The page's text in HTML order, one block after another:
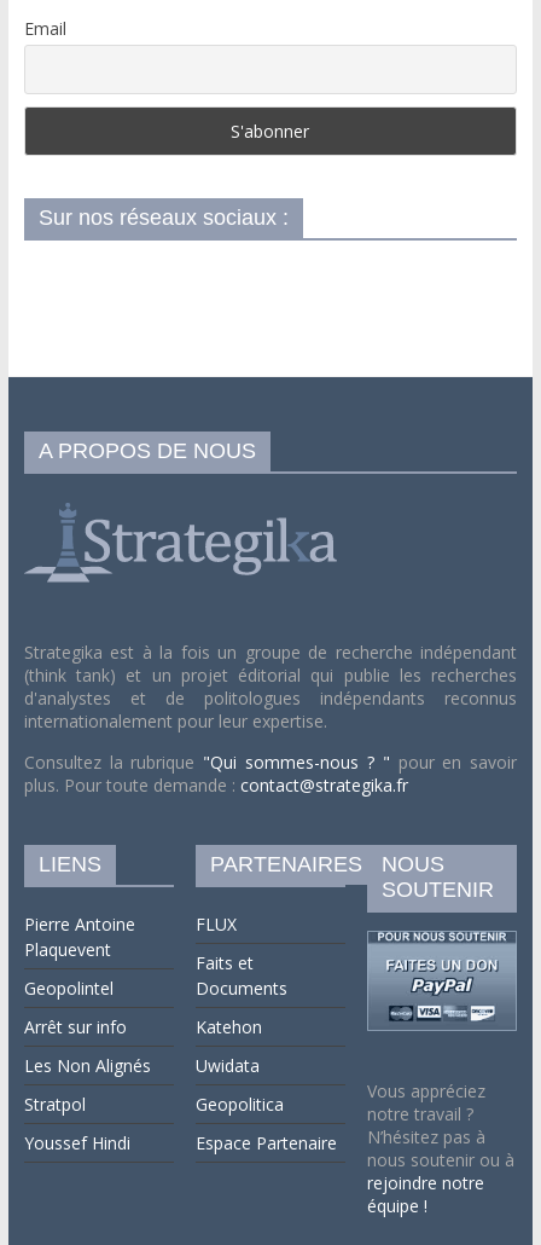
Email
Sur nos réseaux sociaux :
A PROPOS DE NOUS
Strategika est à la fois un groupe de recherche indépendant
(think tank) et un projet éditorial qui publie les recherches
d'analystes et de politologues indépendants reconnus
internationalement pour leur expertise.
Consultez la rubrique "Qui sommes-nous ? " pour en savoir
plus. Pour toute demande : contact@strategika.fr
LIENS
Pierre Antoine
Plaquevent
Geopolintel
Arrêt sur info
Les Non Alignés
Stratpol
Youssef Hindi
PARTENAIRES
FLUX
Faits et
Documents
Katehon
Uwidata
Geopolitica
Espace Partenaire
NOUS
SOUTENIR
Vous appréciez
notre travail ?
N’hésitez pas à
nous soutenir ou à
rejoindre notre
équipe !